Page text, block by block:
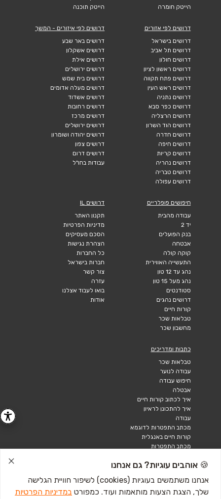
הייטק חומרה
הייטק תוכנה
דרושים לפי אזורים
דרושים בישראל
דרושים תל אביב
דרושים חולון
דרושים ראשון לציון
דרושים פתח תקווה
דרושים ראש העין
דרושים נתניה
דרושים כפר סבא
דרושים הרצליה
דרושים הוד השרון
דרושים חדרה
דרושים חיפה
דרושים קריות
דרושים נהריה
דרושים טבריה
דרושים עפולה
דרושים לפי איזורים - המשך
דרושים באר שבע
דרושים אשקלון
דרושים אילת
דרושים ירושלים
דרושים בית שמש
דרושים מעלה אדומים
דרושים אשדוד
דרושים רחובות
דרושים מרכז
דרושים ירושלים
דרושים יהודה ושומרון
דרושים צפון
דרושים דרום
עבודות בחו"ל
חיפושים פופלריים
עבודה מהבית
יד 2
בנק הפועלים
אבטחה
קוקה קולה
התעשייה האווירית
נהג עד 12 טון
נהג מעל 15 טון
סטודנטים
דרושים נהגים
קורות חיים
טבלאות שכר
מחשבון שכר
דרושים IL
תקנון האתר
מדיניות הפרטיות
הסכם מעסיקים
הצהרת נגישות
כל החברות
חברות בישראל
צור קשר
עזרה
בואו לעבוד אצלנו
אודות
כתבות ומדריכים
טבלאות שכר
עבודה לנוער
חיפוש עבודה
אבטלה
איך לכתוב קורות חיים
איך להתכונן לראיון
עבודה
מכתב התפטרות לדוגמא
קורות חיים באנגלית
מכתב התפטרות
🍪 אוהבים עוגיות? גם אנחנו
אנחנו משתמשים בעוגיות (cookies) לשיפור חוויית הגלישה
שלך, הצגת הצעות מותאמות ועוד. כמפורט במדיניות הפרטיות